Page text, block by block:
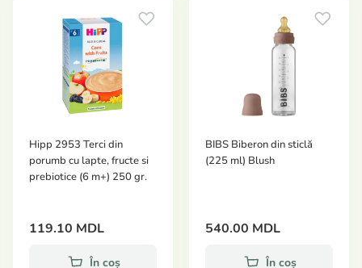
Hipp 2953 Terci din
porumb cu lapte, fructe si
prebiotice (6 m+) 250 gr.
119.10 MDL
În coș
BIBS Biberon din sticlă
(225 ml) Blush
540.00 MDL
În coș